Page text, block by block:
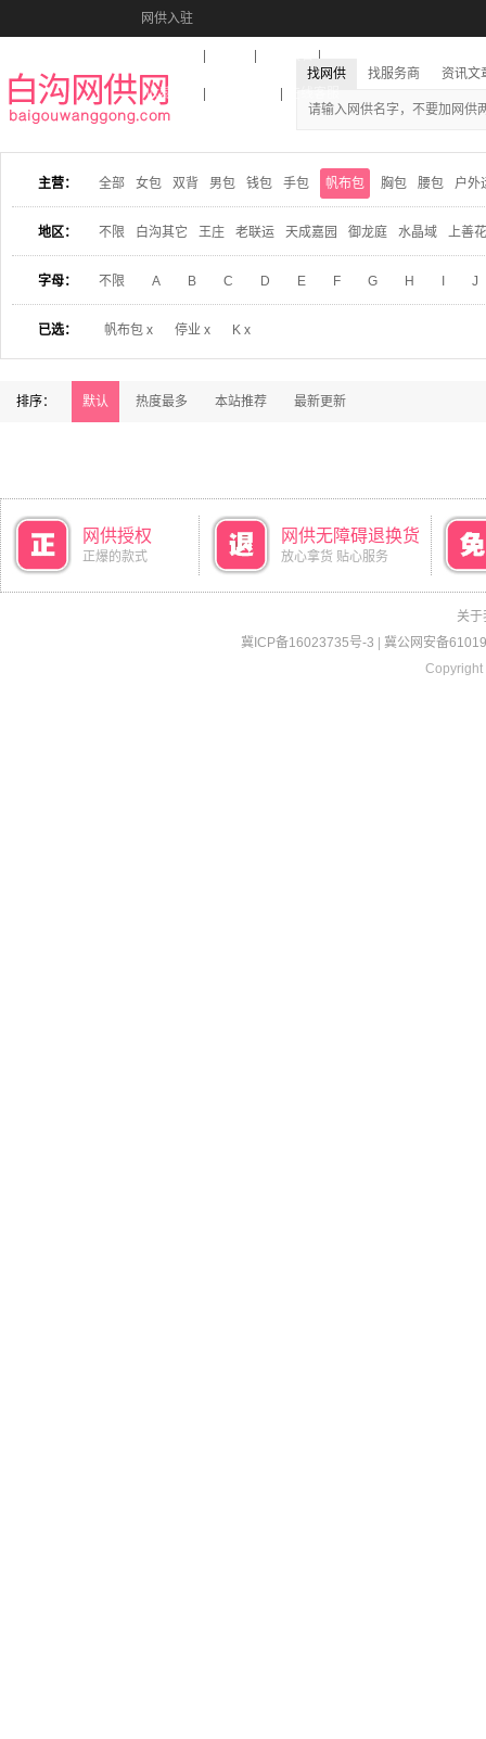
网供入驻
收藏本站
找网供 找服务商 资讯文
主营： 全部 女包 双背 男包 钱包 手包 帆布包 胸包 腰包 户外
地区： 不限 白沟其它 王庄 老联运 天成嘉园 御龙庭 水晶域 上善
字母： 不限 A B C D E F G H J
已选： 帆布包 x 停业 x K x
排序： 默认 热度最多 本站推荐 最新更新
网供授权
正爆的款式
网供无障碍退换货
放心拿货 贴心服务
关于
冀ICP备16023735号-3
冀公网安备